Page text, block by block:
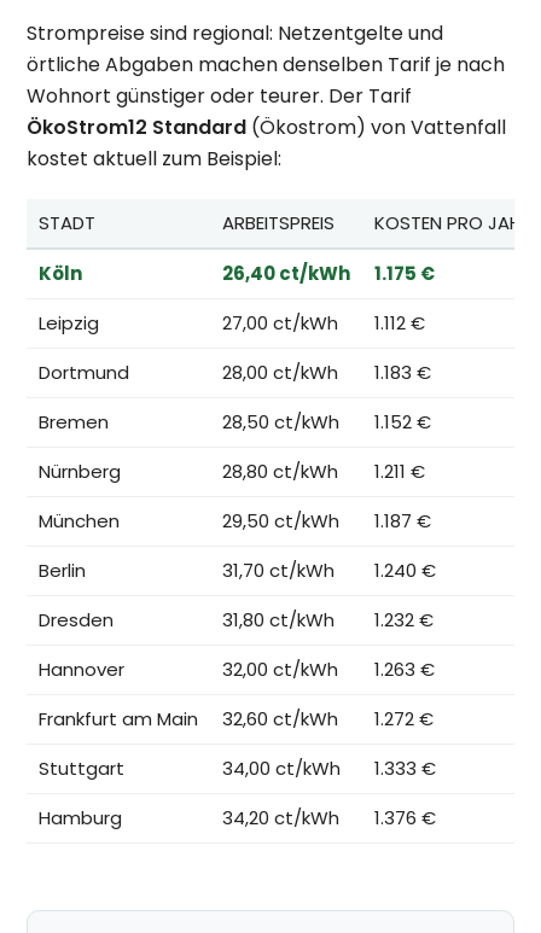
Strompreise sind regional: Netzentgelte und
örtliche Abgaben machen denselben Tarif je nach
Wohnort günstiger oder teurer. Der Tarif
ÖkoStrom12 Standard (Ökostrom) von Vattenfall
kostet aktuell zum Beispiel:
STADT ARBEITSPREIS
KOSTEN PRO JAHR*
Köln
26,40 ct/kWh
1.175 €
Leipzig
27,00 ct/kWh
1.112 €
Dortmund
28,00 ct/kWh
1.183 €
Bremen
28,50 ct/kWh
1.152 €
Nürnberg
28,80 ct/kWh
1.211 €
München
29,50 ct/kWh
1.187 €
Berlin
31,70 ct/kWh
1.240 €
Dresden
31,80 ct/kWh
1.232 €
Hannover
32,00 ct/kWh
1.263 €
Frankfurt am Main
32,60 ct/kWh
1.272 €
Stuttgart
34,00 ct/kWh
1.333 €
Hamburg
34,20 ct/kWh 1.376 €